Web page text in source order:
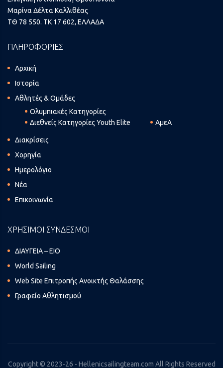
Μαρίνα Δέλτα Καλλιθέας
ΤΘ 78 550. ΤΚ 17 602, ΕΛΛΑΔΑ
ΠΛΗΡΟΦΟΡΙΕΣ
Αρχική
Ιστορία
Αθλητές & Ομάδες
Ολυμπιακές Κατηγορίες
Διεθνείς Κατηγορίες Youth Elite
ΑμεΑ
Διακρίσεις
Χορηγία
Ημερολόγιο
Νέα
Επικοινωνία
ΧΡΗΣΙΜΟΙ ΣΥΝΔΕΣΜΟΙ
ΔΙΑΥΓΕΙΑ – ΕΙΟ
World Sailing
Web Site Επιτροπής Ανοικτής Θαλάσσης
Γραφείο Αθλητισμού
Copyright © 2023-26 - Hellenicsailingteam.com All Rights Reserved